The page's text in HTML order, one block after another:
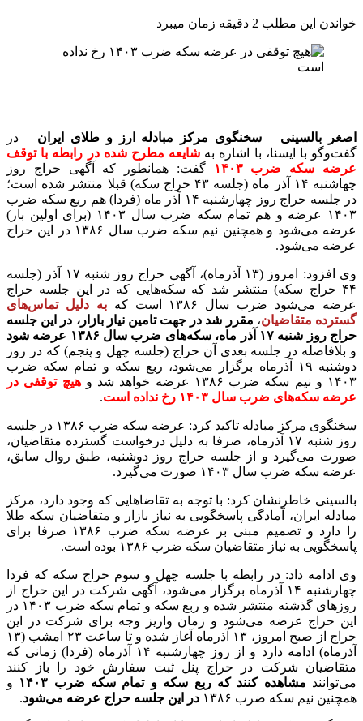
خواندن این مطلب 2 دقیقه زمان میبرد
اصغر بالسینی –سخنگوی مرکز مبادله ارز و طلای ایران – در
گفت‌وگو با ایسنا، با اشاره به شایعه مطرح شده در رابطه با توقف
عرضه سکه ضرب ۱۴۰۳
گفت: همانطور که آگهی حراج روز
چهاشنبه ۱۴ آذر ماه (جلسه ۴۳ حراج سکه) قبلا منتشر شده است؛
در جلسه حراج روز چهارشنبه ۱۴ آذر ماه (فردا) هم ربع سکه ضرب
۱۴۰۳ عرضه و هم تمام سکه ضرب سال ۱۴۰۳ (برای اولین بار)
عرضه می‌شود و همچنین نیم سکه ضرب سال ۱۳۸۶ در این حراج
عرضه می‌شود.
وی افزود: امروز (۱۳ آذرماه)، آگهی حراج روز شنبه ۱۷ آذر (جلسه
۴۴ حراج سکه) منتشر شد که سکه‌هایی که در این جلسه حراج
عرضه می‌شود ضرب سال ۱۳۸۶ است که
به دلیل تماس‌های
گسترده متقاضیان، مقرر شد در جهت تامین نیاز بازار، در این جلسه
حراج روز شنبه ۱۷ آذر ماه، سکه‌های ضرب سال ۱۳۸۶ عرضه شود
و بلافاصله در جلسه بعدی آن حراج (جلسه چهل و پنجم) که در روز
دوشنبه ۱۹ آذرماه برگزار می‌شود، ربع سکه و تمام سکه ضرب
۱۴۰۳ و نیم سکه ضرب ۱۳۸۶ عرضه خواهد شد و
هیچ توقفی در
عرضه سکه‌های ضرب سال ۱۴۰۳ رخ نداده است
.
سخنگوی مرکز مبادله تاکید کرد: عرضه سکه ضرب ۱۳۸۶ در جلسه
روز شنبه ۱۷ آذرماه، صرفا به دلیل درخواست گسترده متقاضیان،
صورت می‌گیرد و از جلسه حراج روز دوشنبه، طبق روال سابق،
عرضه سکه ضرب سال ۱۴۰۳ صورت می‌گیرد.
بالسینی خاطرنشان کرد: با توجه به تقاضاهایی که وجود دارد، مرکز
مبادله ایران، آمادگی پاسخگویی به نیاز بازار و متقاضیان سکه طلا
را دارد و تصمیم مبنی بر عرضه سکه ضرب ۱۳۸۶ صرفا برای
پاسخگویی به نیاز متقاضیان سکه ضرب ۱۳۸۶ بوده است.
وی ادامه داد: در رابطه با جلسه چهل و سوم حراج سکه که فردا
چهارشنبه ۱۴ آذرماه برگزار می‌شود، آگهی شرکت در این حراج از
روزهای گذشته منتشر شده و ربع سکه و تمام سکه ضرب ۱۴۰۳ در
این حراج عرضه می‌شود و زمان واریز وجه برای شرکت در این
حراج از صبح امروز، ۱۳ آذرماه آغاز شده و تا ساعت ۲۳ امشب (۱۳
آذرماه) ادامه دارد و از روز چهارشنبه ۱۴ آذرماه (فردا) زمانی که
متقاضیان شرکت در حراج پنل ثبت سفارش خود را باز کنند
می‌توانند مشاهده کنند که ربع سکه و تمام سکه ضرب ۱۴۰۳
و
همچنین نیم سکه ضرب ۱۳۸۶
در این جلسه حراج عرضه می‌شود.